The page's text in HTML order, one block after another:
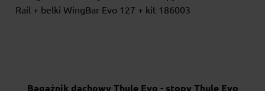
Bagażnik dachowy Thule Evo - stopy Thule Evo